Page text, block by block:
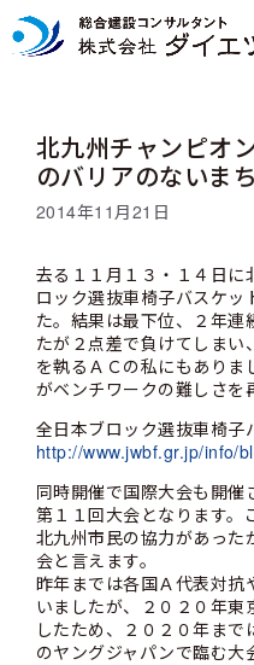
コ
ン
北九州チャンピオ
のバリアのないま
2014年11月21日
去る１１月１３・１４日に
ロック選抜車椅子バスケッ
た。結果は最下位、２年連
たが２点差で負けてしまい
を執るＡＣの私にもありま
がベンチワークの難しさを
全日本ブロック選抜車椅
http://www.jwbf.gr.jp/info/
同時開催で国際大会も開催
第１１回大会となります。
北九州市民の協力があった
会と言えます。
昨年までは各国Ａ代表対抗
いましたが、２０２０年東
したため、２０２０年ま
のヤングジャパンで臨む大